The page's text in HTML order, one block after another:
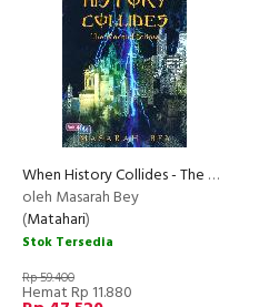
When History Collides - The War an Eclipse
oleh Masarah Bey
(Matahari)
Stok Tersedia
Rp 59.400
Hemat Rp 11.880